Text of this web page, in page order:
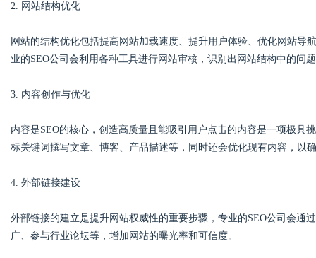
2. 网站结构优化
网站的结构优化包括提高网站加载速度、提升用户体验、优化网站导
业的SEO公司会利用各种工具进行网站审核，识别出网站结构中的问
3. 内容创作与优化
内容是SEO的核心，创造高质量且能吸引用户点击的内容是一项极具
标关键词撰写文章、博客、产品描述等，同时还会优化现有内容，以
4. 外部链接建设
外部链接的建立是提升网站权威性的重要步骤，专业的SEO公司会通
广、参与行业论坛等，增加网站的曝光率和可信度。